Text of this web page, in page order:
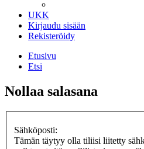
UKK
Kirjaudu sisään
Rekisteröidy
Etusivu
Etsi
Nollaa salasana
Sähköposti:
Tämän täytyy olla tiliisi liitetty